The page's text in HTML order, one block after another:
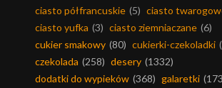
ciasto półfrancuskie (5) ciasto
ciasto yufka (3) ciasto ziemniaczane (6)
cukier smakowy (80) cukierki-czekoladki
czekolada (258) desery (1332)
dodatki do wypieków (368) galaretki